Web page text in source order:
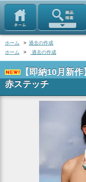
ホーム > 過去の作成
ホーム
> 過去の作成
【即納10月新
赤ステッチ